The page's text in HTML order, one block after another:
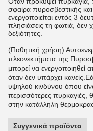
σφαίρα πυροσβεστικής
ενεργοποιείται εντός 3
πλησιάσεις τη φωτιά, δεν
δεξιότητες.
(Παθητική χρήση)
πλεονεκτήματα της
μπορεί να
όταν δεν υπάρχει
υψηλού κινδύνου όπου
περισσότερες πυρκαγιές,
στην κατάλληλη
Συγγενικά προϊόντα